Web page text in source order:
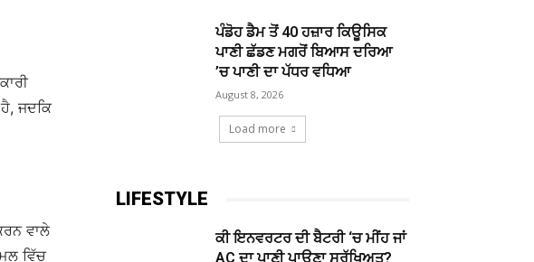
ਜਦਕਿ
ਵਾਲੇ
ਵਿੱਚ
ਪੰਡੋਹ ਡੈਮ ਤੋਂ 40 ਹਜ਼ਾਰ ਕਿਊਸਿਕ
ਪਾਣੀ ਛੱਡਣ ਮਗਰੋਂ ਬਿਆਸ ਦਰਿਆ
’ਚ ਪਾਣੀ ਦਾ ਪੱਧਰ ਵਧਿਆ
August 8, 2026
Load more
LIFESTYLE
ਕੀ ਇਨਵਰਟਰ ਦੀ ਬੈਟਰੀ ‘ਚ ਮੀਂਹ ਜਾਂ
AC ਦਾ ਪਾਣੀ ਪਾਉਣਾ ਸੁਰੱਖਿਅਤ?